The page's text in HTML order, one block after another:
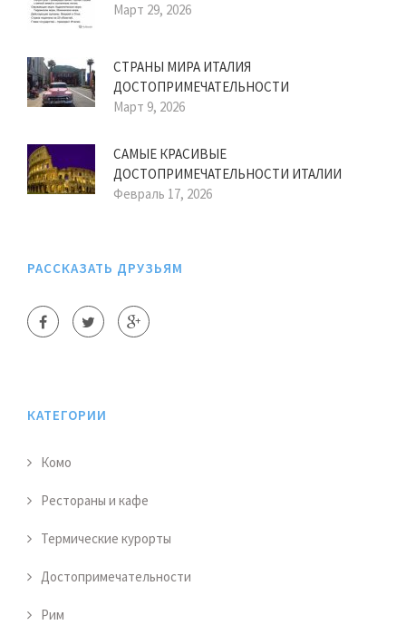
Март 29, 2026
СТРАНЫ МИРА ИТАЛИЯ
ДОСТОПРИМЕЧАТЕЛЬНОСТИ
Март 9, 2026
САМЫЕ КРАСИВЫЕ
ДОСТОПРИМЕЧАТЕЛЬНОСТИ ИТАЛИИ
Февраль 17, 2026
РАССКАЗАТЬ ДРУЗЬЯМ
КАТЕГОРИИ
Комо
Рестораны и кафе
Термические курорты
Достопримечательности
Рим